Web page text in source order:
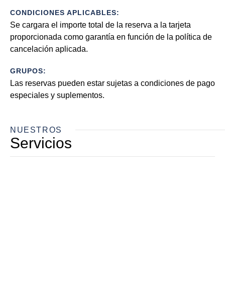
CONDICIONES APLICABLES:
Se cargara el importe total de la reserva a la tarjeta
proporcionada como garantía en función de la política de
cancelación aplicada.
GRUPOS:
Las reservas pueden estar sujetas a condiciones de pago
especiales y suplementos.
NUESTROS
Servicios